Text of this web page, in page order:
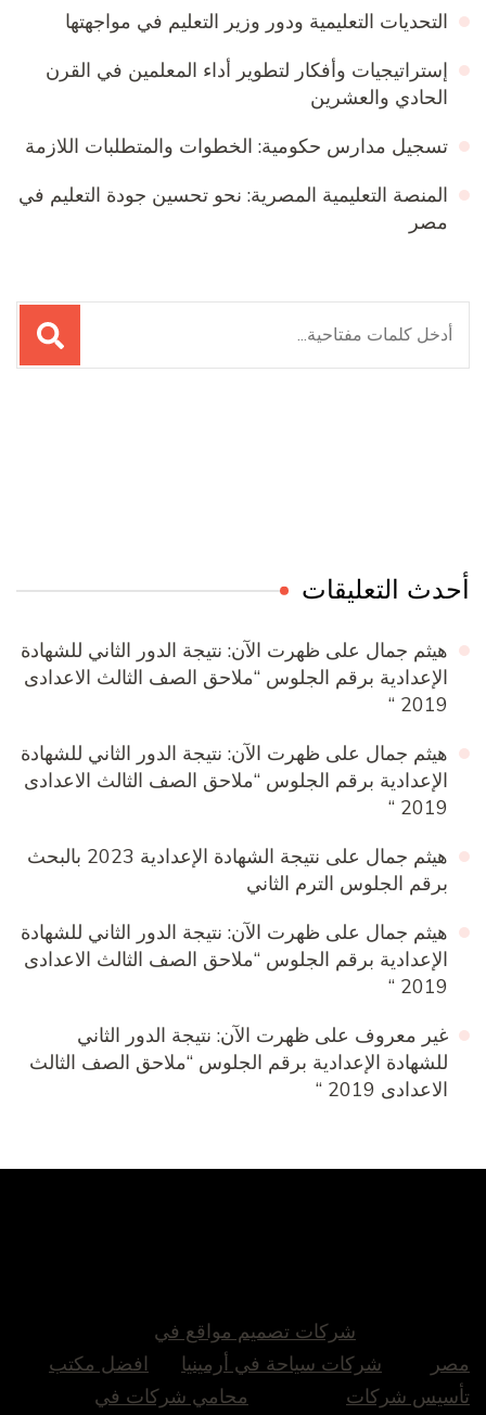
التحديات التعليمية ودور وزير التعليم في مواجهتها
إستراتيجيات وأفكار لتطوير أداء المعلمين في القرن
الحادي والعشرين
تسجيل مدارس حكومية: الخطوات والمتطلبات اللازمة
المنصة التعليمية المصرية: نحو تحسين جودة التعليم في
مصر
البحث
عن:
أحدث التعليقات
هيثم جمال على ظهرت الآن: نتيجة الدور الثاني للشهادة
الإعدادية برقم الجلوس “ملاحق الصف الثالث الاعدادى
2019 “
هيثم جمال على ظهرت الآن: نتيجة الدور الثاني للشهادة
الإعدادية برقم الجلوس “ملاحق الصف الثالث الاعدادى
2019 “
هيثم جمال على
نتيجة الشهادة الإعدادية 2023 بالبحث
برقم الجلوس الترم الثاني
هيثم جمال على ظهرت الآن: نتيجة الدور الثاني للشهادة
الإعدادية برقم الجلوس “ملاحق الصف الثالث الاعدادى
2019 “
غير معروف على ظهرت الآن: نتيجة الدور الثاني
للشهادة الإعدادية برقم الجلوس “ملاحق الصف الثالث
الاعدادى 2019 “
شركات تصميم مواقع في
مصر
شركات سياحة في أرمينيا
افضل مكتب
تأسيس شركات
محامي شركات في